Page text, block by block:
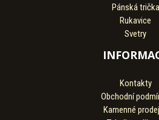
Pánská trička
Rukavice
Svetry
Kontakty
Obchodní
Kamenné